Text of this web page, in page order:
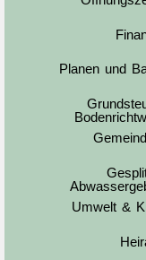
Planen und
Umwelt &